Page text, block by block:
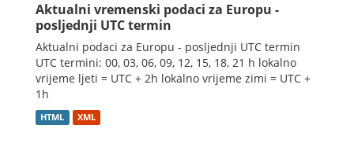
Aktualni vremenski podaci za Europu -
posljednji UTC termin
Aktualni podaci za Europu - posljednji UTC termin
UTC termini: 00, 03, 06, 09, 12, 15, 18, 21 h lokalno
vrijeme ljeti = UTC + 2h lokalno vrijeme zimi = UTC +
1h
HTML XML